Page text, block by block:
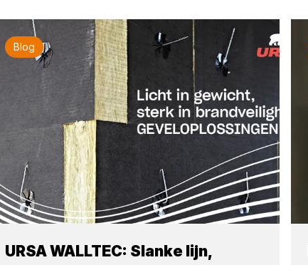
Blog
URSA WALLTEC: Slanke lijn,